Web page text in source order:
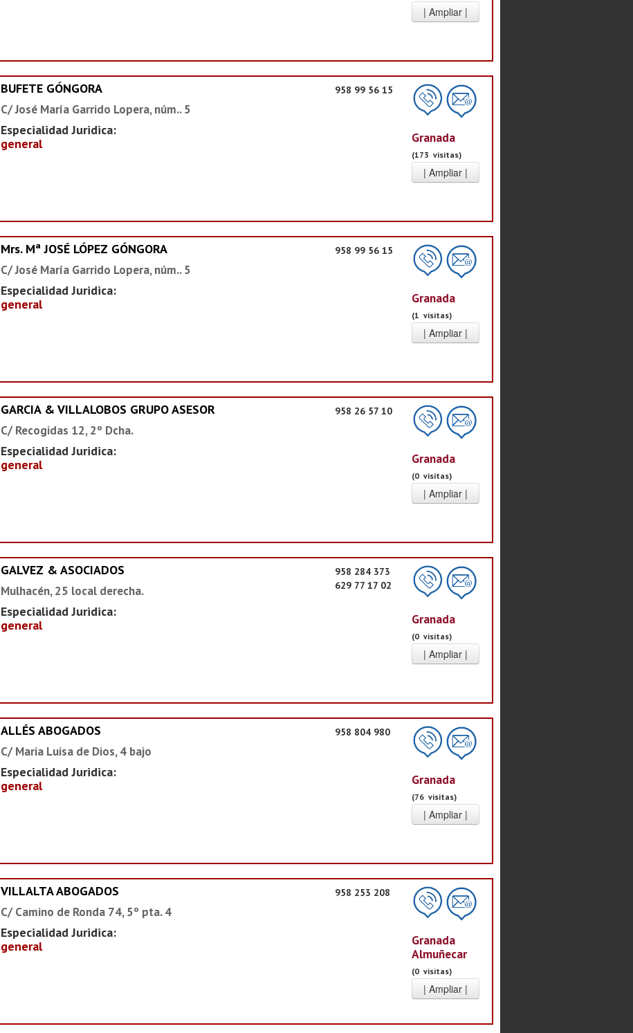
BUFETE GÓNGORA
C/ José María Garrido Lopera, núm.. 5
Especialidad Juridica:
general
958 99 56 15
Granada
(173 visitas)
Mrs. Mª JOSÉ LÓPEZ GÓNGORA
C/ José María Garrido Lopera, núm.. 5
Especialidad Juridica:
general
958 99 56 15
Granada
(1 visitas)
GARCIA & VILLALOBOS GRUPO ASESOR
C/ Recogidas 12, 2º Dcha.
Especialidad Juridica:
general
958 26 57 10
Granada
(0 visitas)
GALVEZ & ASOCIADOS
Mulhacén, 25 local derecha.
Especialidad Juridica:
general
958 284 373
629 77 17 02
Granada
(0 visitas)
ALLÉS ABOGADOS
C/ Maria Luisa de Dios, 4 bajo
Especialidad Juridica:
general
958 804 980
Granada
(76 visitas)
VILLALTA ABOGADOS
C/ Camino de Ronda 74, 5º pta. 4
Especialidad Juridica:
general
958 253 208
Granada
Almuñecar
(0 visitas)